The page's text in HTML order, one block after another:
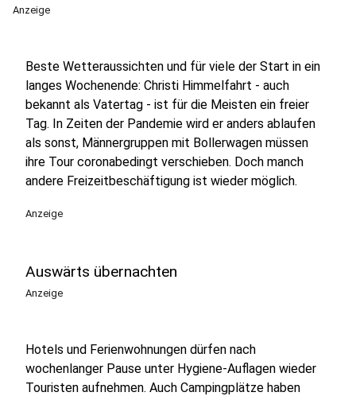
Anzeige
Beste Wetteraussichten und für viele der Start in ein
langes Wochenende: Christi Himmelfahrt - auch
bekannt als Vatertag - ist für die Meisten ein freier
Tag. In Zeiten der Pandemie wird er anders ablaufen
als sonst, Männergruppen mit Bollerwagen müssen
ihre Tour coronabedingt verschieben. Doch manch
andere Freizeitbeschäftigung ist wieder möglich.
Anzeige
Auswärts übernachten
Anzeige
Hotels und Ferienwohnungen dürfen nach
wochenlanger Pause unter Hygiene-Auflagen wieder
Touristen aufnehmen. Auch Campingplätze haben